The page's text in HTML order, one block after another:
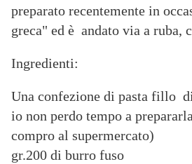
preparato recentemente in
greca" ed è andato via a ruba,
Ingredienti:
Una confezione di pasta fillo
io non perdo tempo a
compro al supermercato)
gr.200 di burro fuso